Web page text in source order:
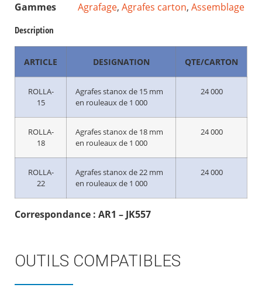
Gammes
Agrafage, Agrafes carton, Assemblage
Description
ARTICLE DESIGNATION QTE/CARTON
ROLLA-
15
Agrafes stanox de 15 mm
en rouleaux de 1 000
24 000
ROLLA-
18
Agrafes stanox de 18 mm
en rouleaux de 1 000
24 000
ROLLA-
22
Agrafes stanox de 22 mm
en rouleaux de 1 000
24 000
Correspondance : AR1 – JK557
OUTILS COMPATIBLES